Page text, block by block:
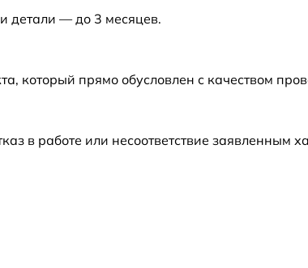
от 60 мин
детали — до 3 месяцев.
который прямо обусловлен с качеством
в работе или несоответствие заявленным